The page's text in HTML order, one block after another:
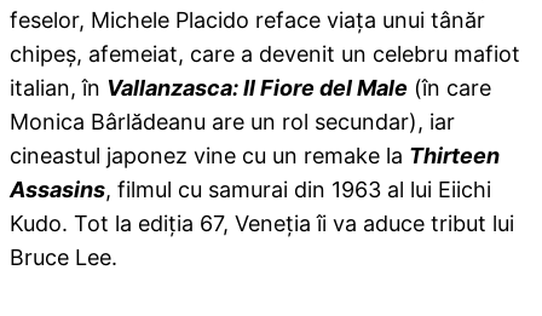
feselor, Michele Placido reface viaţa unui tânăr
chipeş, afemeiat, care a devenit un celebru mafiot
italian, în Vallanzasca: Il Fiore del Male (în care
Monica Bârlădeanu are un rol secundar), iar
cineastul japonez vine cu un remake la Thirteen
Assasins, filmul cu samurai din 1963 al lui Eiichi
Kudo. Tot la ediţia 67, Veneţia îi va aduce tribut lui
Bruce Lee.